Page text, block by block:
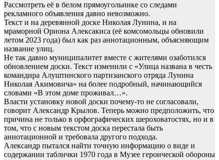
Рассмотреть её в белом прямоугольнике со следами
рекламного объявления давно невозможно.
Текст и на деревянной доске Николая Лунина, и на
мраморной Ориона Алексакиса (её комсомольцы обновили
летом 2023 года) был как раз аннотационным, объясняющим
название улиц.
Не так давно муниципалитет вместе с жителями озаботился
обновлением доски. Текст изменили с «Улица названа в честь
командира Алуштинского партизанского отряда Лунина
Николая Акимовича» на более подробный, начинающийся
словами «В этом доме проживал…».
Власти установку новой доски почему-то не согласовали,
говорит Александр Крылов. Теперь можно предположить, что
причина не только в орфографических шероховатостях, но и в
том, что с новым текстом доска перестала быть
аннотационной и требовала другого подхода.
Александр пытался найти точную информацию о виде и
содержании таблички 1970 года в Музее героической обороны